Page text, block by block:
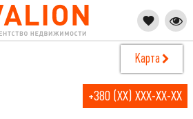
Карта
+380 (XX) XXX-XX-XX